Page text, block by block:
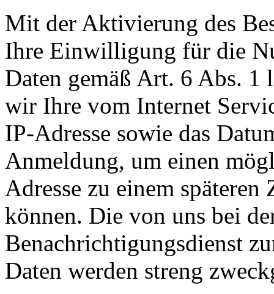
Mit der Aktivierung des
Ihre Einwilligung für die
Daten gemäß Art. 6 Abs.
wir Ihre vom Internet
IP-Adresse sowie das
Anmeldung, um einen
Adresse zu einem
können. Die von uns bei
Benachrichtigungsdienst
Daten werden streng